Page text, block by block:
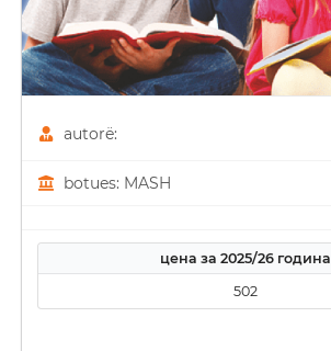
autorë:
botues: MASH
цена за 2025/26 година
502